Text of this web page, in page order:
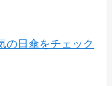
の日傘をチェック